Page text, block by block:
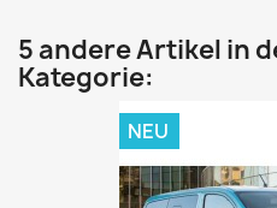
5 andere Artikel in
Kategorie:
NEU